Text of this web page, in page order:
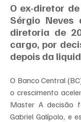
O ex-diretor
Sérgio Neves
diretoria de
cargo, por
depois da
O Banco Central
o crescimento
Master A decisão
Gabriel Galípolo, e